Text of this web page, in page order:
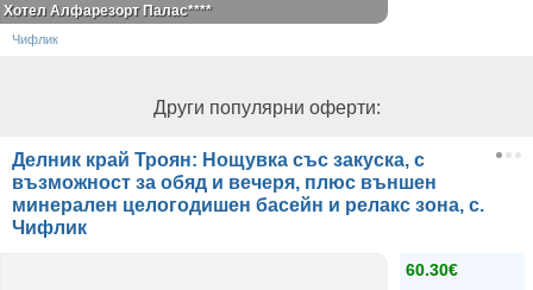
Хотел Алфарезорт Палас****
Чифлик
Други популярни оферти:
Делник край Троян: Нощувка със закуска, с
възможност за обяд и вечеря, плюс външен
минерален целогодишен басейн и релакс зона, с.
Чифлик
60.30€